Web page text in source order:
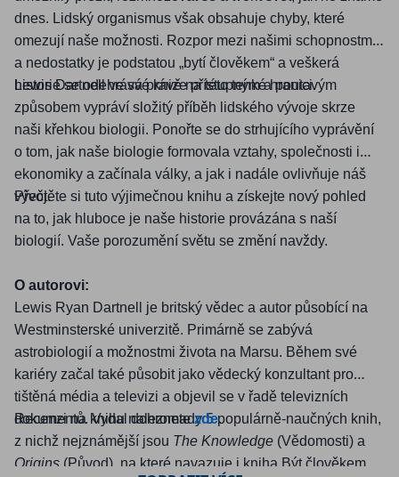
dnes. Lidský organismus však obsahuje chyby, které
omezují naše možnosti. Rozpor mezi našimi schopnostmi
a nedostatky je podstatou „bytí člověkem“ a veškerá
historie se odehrává právě na této tenkéhranici.
Lewis Dartnell ve svéknize přístupným a poutavým
způsobem vypráví složitý příběh lidského vývoje skrze
naši křehkou biologii. Ponořte se do strhujícího vyprávění
o tom, jak naše biologie formovala vztahy, společnosti i
ekonomiky a začínala války, a jak i nadále ovlivňuje náš
vývoj.
Přečtěte si tuto výjimečnou knihu a získejte nový pohled
na to, jak hluboce je naše historie provázána s naší
biologií. Vaše porozumění světu se změní navždy.
O autorovi:
Lewis Ryan Dartnell je britský vědec a autor působící na
Westminsterské univerzitě. Primárně se zabývá
astrobiologií a možnostmi života na Marsu. Během své
kariéry začal také působit jako vědecký konzultant pro
tištěná média a televizi a objevil se v řadě televizních
dokumentů. Vydal dohromady 5 populárně-naučných knih,
z nichž nejznámější jsou The Knowledge (Vědomosti) a
Origins (Původ) na které navazuje i kniha Být člověkem.
Recenzi na knihu naleznetezde.